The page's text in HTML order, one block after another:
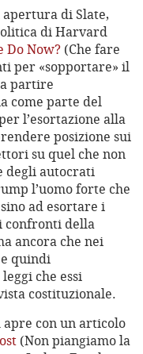
di Slate,
di Harvard
Do Now? (Che fare
per «sopportare» il
partire
come parte del
l’esortazione alla
posizione sui
su quel che non
degli autocrati
l’uomo forte che
ad esortare i
confronti della
ancora che nei
quindi
che essi
costituzionale.
con un articolo
(Non piangiamo la